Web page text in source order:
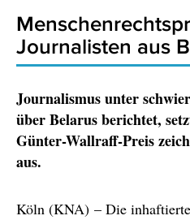
Journalisten aus
Journalismus unter
über Belarus berichtet,
Günter-Wallraff-Preis
aus.
Köln (KNA) – Die